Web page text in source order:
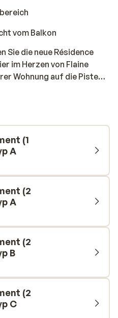
vom Balkon
Sie die neue Résidence
im Herzen von Flaine
Wohnung auf die Piste
können. Die Résidence
Wohnung ist eine Oase
Zimmern, voll
stilvollem Interieur. Aber
große Balkon mit Blick
von dem aus Sie eine
Nach einem
Piste ist es an der Zeit, sich
Hier finden Sie ein
Sauna, Hammam und
entspannen!
(1
A
(2
A
(2
B
(2
C